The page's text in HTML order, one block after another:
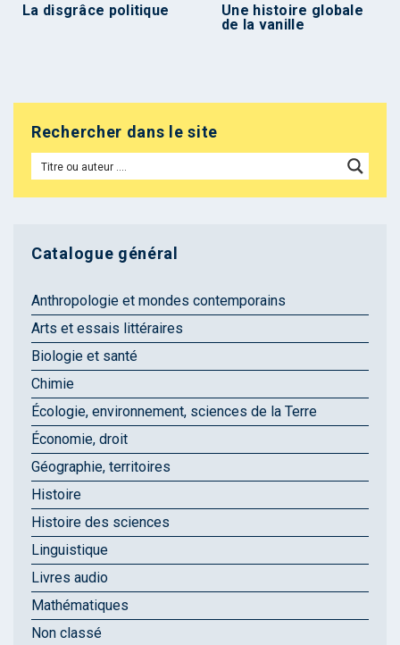
La disgrâce politique
Une histoire globale
de la vanille
Rechercher dans le site
Catalogue général
Anthropologie et mondes contemporains
Arts et essais littéraires
Biologie et santé
Chimie
Écologie, environnement, sciences de la Terre
Économie, droit
Géographie, territoires
Histoire
Histoire des sciences
Linguistique
Livres audio
Mathématiques
Non classé